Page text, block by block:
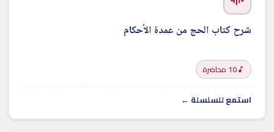
شرح كتاب الحج من عمدة الأحكام
10 محاضرة
استمع للسلسلة ←